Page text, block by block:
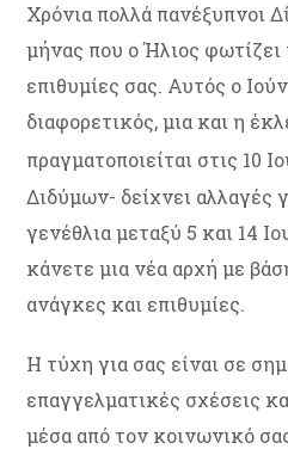
Χρόνια πολλά πανέξυπνοι
μήνας που ο Ήλιος φωτίζει
επιθυμίες σας. Αυτός ο
διαφορετικός, μια και η
πραγματοποιείται στις 10
Διδύμων- δείχνει αλλαγές
γενέθλια μεταξύ 5 και 14
κάνετε μια νέα αρχή με
ανάγκες και επιθυμίες.
Η τύχη για σας είναι σε
επαγγελματικές σχέσεις
μέσα από τον κοινωνικό